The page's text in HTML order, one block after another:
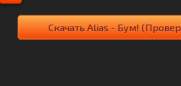
Скачать Alias - Бум!